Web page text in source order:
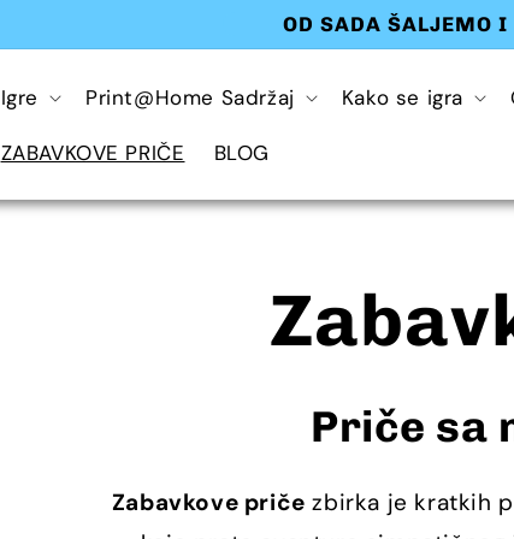
OD SADA ŠALJEMO
Igre Print@Home Sadržaj Kako se igra
ZABAVKOVE PRIČE BLOG
Priče sa
Zabavkove priče zbirka je kratkih